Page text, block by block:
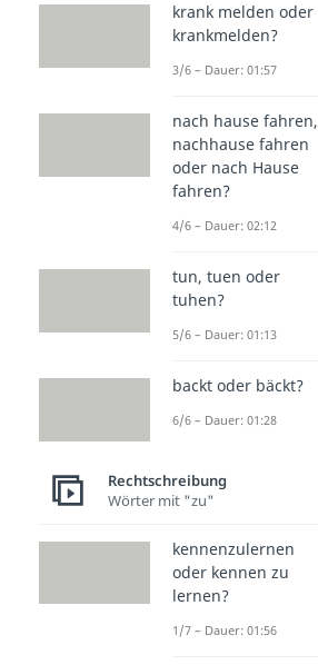
krank melden oder
krankmelden?
3/6 – Dauer: 01:57
nach hause fahren,
nachhause fahren
oder nach Hause
fahren?
4/6 – Dauer: 02:12
tun, tuen oder
tuhen?
5/6 – Dauer: 01:13
backt oder bäckt?
6/6 – Dauer: 01:28
Rechtschreibung
Wörter mit "zu"
kennenzulernen
oder kennen zu
lernen?
1/7 – Dauer: 01:56